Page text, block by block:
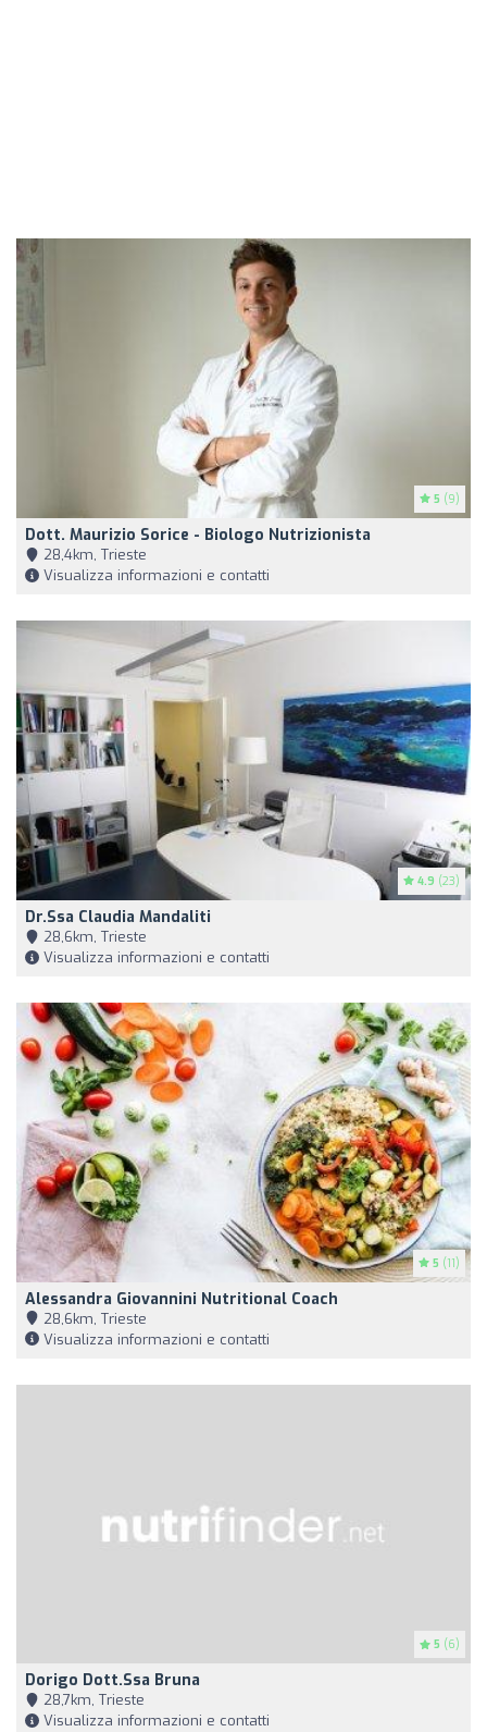
5 (9)
Dott. Maurizio Sorice - Biologo Nutrizionista
28,4km, Trieste
Visualizza informazioni e contatti
4.9 (23)
Dr.ssa Claudia Mandaliti
28,6km, Trieste
Visualizza informazioni e contatti
5 (11)
Alessandra Giovannini Nutritional Coach
28,6km, Trieste
Visualizza informazioni e contatti
5 (6)
Dorigo Dott.ssa Bruna
28,7km, Trieste
Visualizza informazioni e contatti